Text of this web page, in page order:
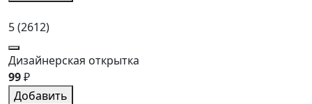
5(2612)
Дизайнерская открытка
99₽
Добавить